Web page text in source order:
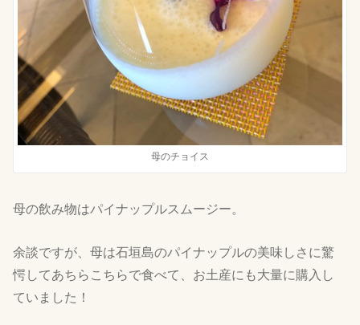
母のチョイス
母の飲み物はパイナップルスムージー。
余談ですが、母は石垣島のパイナップルの美味しさに驚
愕してあちらこちらで食べて、お土産にも大量に購入し
ていました！